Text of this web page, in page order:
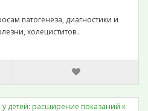
патогенеза, диагностики и
холециститов..